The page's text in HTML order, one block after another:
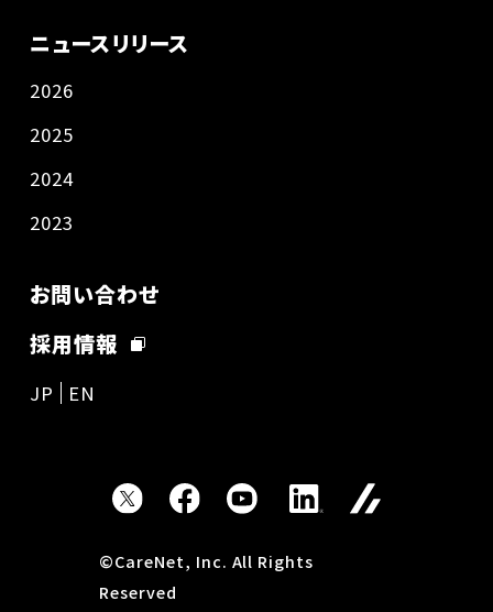
ニュースリリース
2026
2025
2024
2023
お問い合わせ
採用情報
JP EN
©CareNet, Inc. All Rights
Reserved